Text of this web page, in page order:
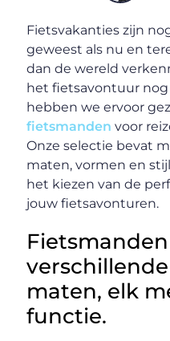
Fietsvakanties zijn
geweest als nu en
dan de wereld
het fietsavontuur
hebben we ervoor
fietsmanden voor
Onze selectie bevat
maten, vormen en
het kiezen van de
jouw fietsavonturen.
maten, elk
functie.